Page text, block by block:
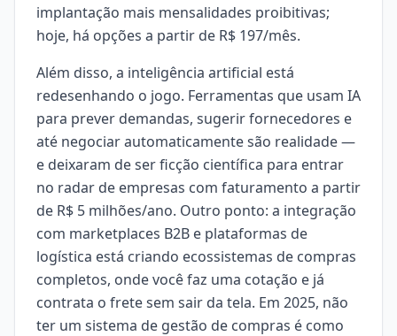
implantação mais mensalidades proibitivas;
hoje, há opções a partir de R$ 197/mês.
Além disso, a inteligência artificial está
redesenhando o jogo. Ferramentas que usam IA
para prever demandas, sugerir fornecedores e
até negociar automaticamente são realidade —
e deixaram de ser ficção científica para entrar
no radar de empresas com faturamento a partir
de R$ 5 milhões/ano. Outro ponto: a integração
com marketplaces B2B e plataformas de
logística está criando ecossistemas de compras
completos, onde você faz uma cotação e já
contrata o frete sem sair da tela. Em 2025, não
ter um sistema de gestão de compras é como